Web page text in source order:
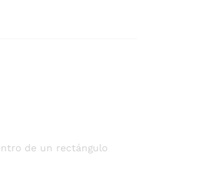
de un rectángulo